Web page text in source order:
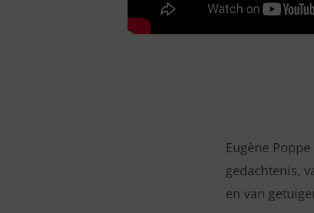
Eugène
gedachtenis,
en van